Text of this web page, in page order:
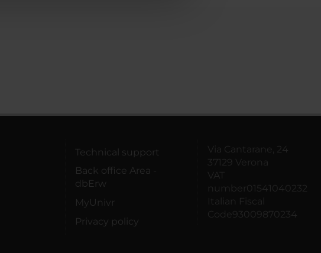
Technical support
Back office Area -
dbErw
MyUnivr
Privacy policy
Via Cantarane, 24
37129 Verona
VAT
number01541040232
Italian Fiscal
Code93009870234